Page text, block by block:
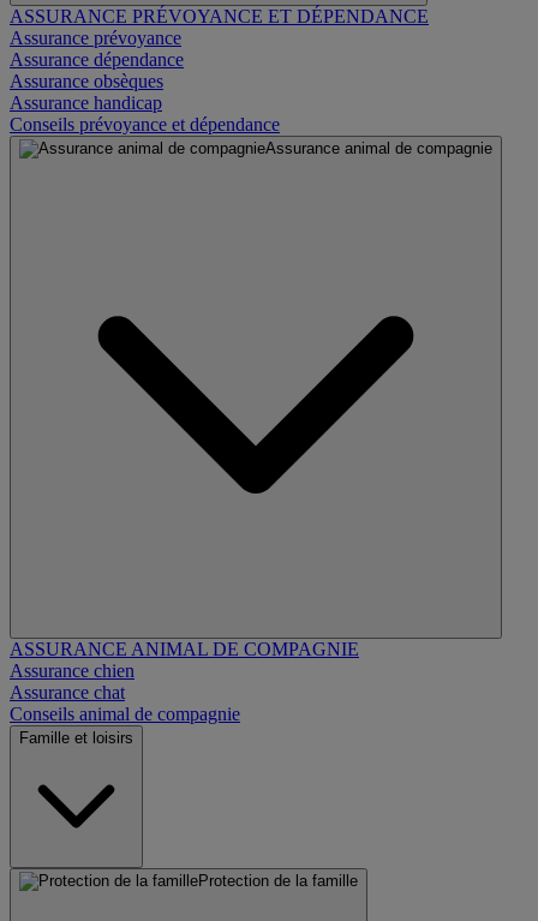
ASSURANCE PRÉVOYANCE ET DÉPENDANCE
Assurance prévoyance
Assurance dépendance
Assurance obsèques
Assurance handicap
Conseils prévoyance et dépendance
Assurance animal de compagnie
ASSURANCE ANIMAL DE COMPAGNIE
Assurance chien
Assurance chat
Conseils animal de compagnie
Famille et loisirs
Protection de la famille